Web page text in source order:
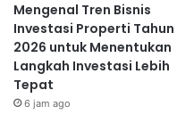
Mengenal Tren Bisnis
Investasi Properti Tahun
2026 untuk Menentukan
Langkah Investasi Lebih
Tepat
6 jam ago